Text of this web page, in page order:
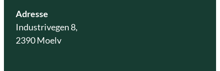
Adresse
Industrivegen 8,
2390 Moelv